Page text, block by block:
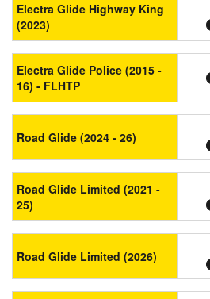
Electra Glide Highway King
(2023)
Electra Glide Police (2015 -
16) - FLHTP
Road Glide (2024 - 26)
Road Glide Limited (2021 -
25)
Road Glide Limited (2026)